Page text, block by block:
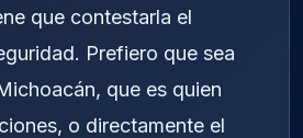
que contestarla el
Prefiero que sea
que es quien
o directamente el